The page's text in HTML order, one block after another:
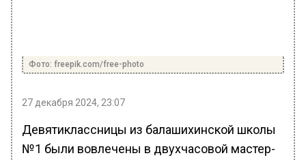
Фото: freepik.com/free-photo
27 декабря 2024, 23:07
Девятиклассницы из балашихинской школы
№1 были вовлечены в двухчасовой мастер-